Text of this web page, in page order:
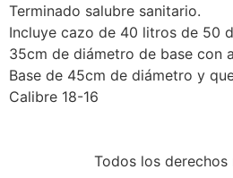
Terminado salubre sanitario.
Incluye cazo de 40 litros de 50
35cm de diámetro de base con
Base de 45cm de diámetro y
Calibre 18-16
Todos los derechos